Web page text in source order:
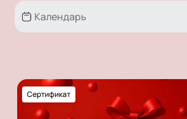
Сертификат